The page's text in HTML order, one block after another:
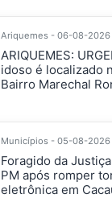
Ariquemes - 06-08-2026
ARIQUEMES:
idoso é localizado
Bairro Marechal
Municípios - 05-08-2026
Foragido da
PM após romper
eletrônica em